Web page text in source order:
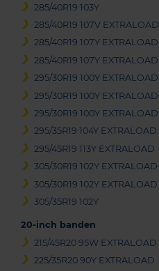
285/40R19 103Y
285/40R19 107V EXTRALOAD
285/40R19 107Y EXTRALOAD
285/40R19 107Y EXTRALOAD
295/30R19 100Y EXTRALOAD
295/30R19 100Y EXTRALOAD
295/30R19 100Y EXTRALOAD
295/35R19 104Y EXTRALOAD
295/45R19 113Y EXTRALOAD
305/30R19 102Y EXTRALOAD
305/30R19 102Y EXTRALOAD
305/35R19 102Y
20-inch banden
215/45R20 95W EXTRALOAD
225/35R20 90Y EXTRALOAD